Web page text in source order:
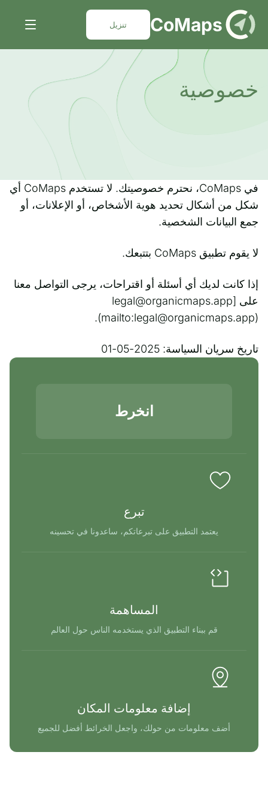
DE
CoMaps تنزيل
خصوصية
في CoMaps، نحترم خصوصيتك. لا تستخدم CoMaps أي
شكل من أشكال تحديد هوية الأشخاص، أو الإعلانات، أو
جمع البيانات الشخصية.
لا يقوم تطبيق CoMaps بتتبعك.
إذا كانت لديك أي أسئلة أو اقتراحات، يرجى التواصل معنا
على [legal@organicmaps.app
(mailto:legal@organicmaps.app).
تاريخ سريان السياسة: 2025-05-01
انخرط
تبرع
يعتمد التطبيق على تبرعاتكم، ساعدونا في تحسينه
المساهمة
قم ببناء التطبيق الذي يستخدمه الناس حول العالم
إضافة معلومات المكان
أضف معلومات من حولك، واجعل الخرائط أفضل للجميع